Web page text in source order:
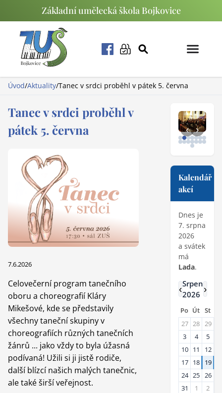
Základní umělecká škola Bojkovice
Úvod/Aktuality/Tanec v srdci proběhl v pátek 5. června
Tanec v srdci proběhl v
pátek 5. června
7.6.2026
Celovečerní program tanečního
oboru a choreografií Kláry
Mikešové, kde se představily
všechny taneční skupiny v
choreografiích různých tanečních
žánrů ... jako vždy to byla úžasná
podívaná! Užili si ji jistě rodiče,
další blízcí našich malých tanečnic,
ale také širší veřejnost.
‹ ›
Kalendář
akcí
Dnes je
7. srpna
2026
a svátek
má
Lada.
‹
Srpen
2026
›
Po Út St
27 28 29
3
4 5
10 11 12
17 18 19
24 25 26
31
1 2